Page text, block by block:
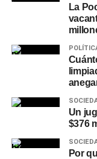
La
Un
$376
Por